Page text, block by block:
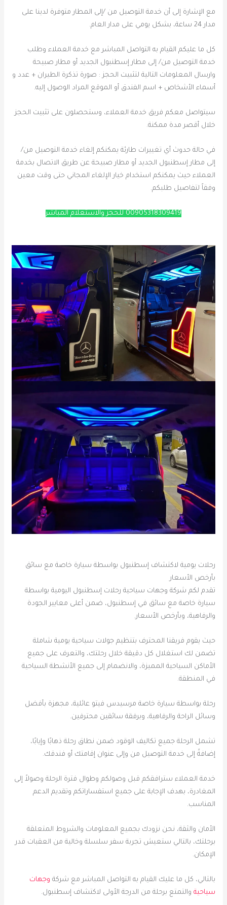
مع الإشارة إلى أن خدمة التوصيل من /إلى المطار متوفرة لدينا على
مدار 24 ساعة، بشكل يومي على مدار العام.
كل ما عليكم القيام به التواصل المباشر مع خدمة العملاء وطلب
خدمة التوصيل من/ إلى مطار إسطنبول الجديد أو مطار صبيحة
وارسال المعلومات التالية لتثبيت الحجز : صورة تذكرة الطيران + عدد و
أسماء الأشخاص + اسم الفندق أو الموقع المراد الوصول إليه.
سيتواصل معكم فريق خدمة العملاء، وستحصلون على تثبيت الحجز
خلال أقصر مدة ممكنة.
في حالة حدوث أي تغييرات طارئة يمكنكم إلغاء خدمة التوصيل من/
إلى مطار إسطنبول الجديد أو مطار صبيحة عن طريق الاتصال بخدمة
العملاء حيث يمكنكم استخدام خيار الإلغاء المجاني حتى وقت معين
وفقاً لتفاصيل طلبكم.
00905318309419 للحجز والاستعلام المباشر
رحلات يومية لاكتشاف إسطنبول بواسطة سيارة خاصة مع سائق
بأرخص الأسعار
تقدم لكم شركة وجهات سياحية رحلات إسطنبول اليومية بواسطة
سيارة خاصة مع سائق في إسطنبول، ضمن أعلى معايير الجودة
والرفاهية، وبأرخص الأسعار.
حيث يقوم فريقنا المحترف بتنظيم جولات سياحية يومية شاملة
تضمن لك استغلال كل دقيقة خلال رحلتك، والتعرف على جميع
الأماكن السياحية المميزة، والانضمام إلى جميع الأنشطة السياحية
في المنطقة.
رحلة بواسطة سيارة خاصة مرسيدس فيتو عائلية، مجهزة بأفضل
وسائل الراحة والرفاهية، وبرفقة سائقين محترفين.
تشمل الرحلة جميع تكاليف الوقود ضمن نطاق رحلة ذهابًا وإيابًا،
إضافةً إلى خدمة التوصيل من وإلى عنوان إقامتك أو فندقك.
خدمة العملاء سترافقكم قبل وصولكم وطوال فترة الرحلة وصولاً إلى
المغادرة، بهدف الإجابة على جميع استفساراتكم وتقديم الدعم
المناسب.
الأمان والثقة، نحن نزودك بجميع المعلومات والشروط المتعلقة
برحلتك، بالتالي ستعيش تجربة سفر سلسلة وخالية من العقبات قدر
الإمكان.
بالتالي، كل ما عليك القيام به التواصل المباشر مع شركة وجهات
سياحية والتمتع برحلة من الدرجة الأولى لاكتشاف إسطنبول.